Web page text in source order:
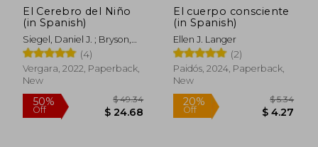
El Cerebro del Niño
(in Spanish)
Siegel, Daniel J. ; Bryson,
Tina Payne
(4)
Vergara, 2022, Paperback,
New
El cuerpo consciente
(in Spanish)
Ellen J. Langer
(2)
Paidós, 2024, Paperback,
New